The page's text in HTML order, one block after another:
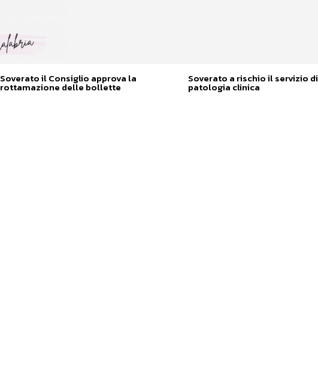
Soverato il Consiglio approva la
rottamazione delle bollette
Soverato a rischio il servizio di
patologia clinica